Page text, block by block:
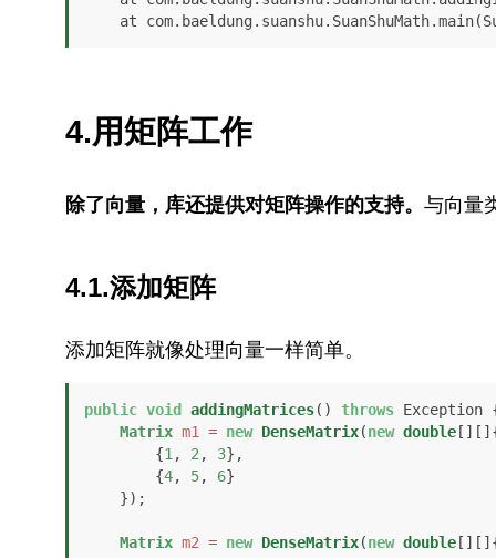
at
4.用矩阵工作
除了向量，库还提供对矩阵操作的支持。 与向量
4.1.添加矩阵
添加矩阵就像处理向量一样简单。
public void addingMatrices() throws Exception
Matrix m1 = new DenseMatrix(new double
        {
1, 2, 3},
        {
4, 5, 6}
Matrix m2 = new DenseMatrix(new double